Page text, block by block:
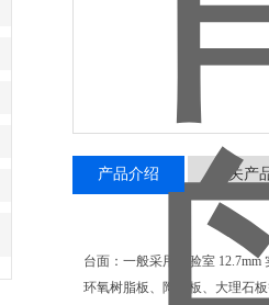
产品介绍 相关产
台面：一般采用实验室
环氧树脂板、陶瓷板、大理石板